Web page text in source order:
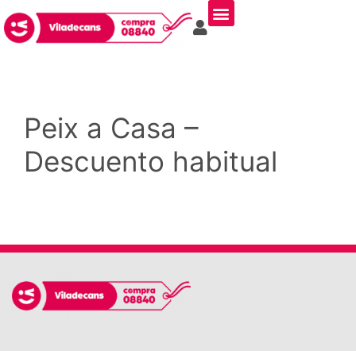
Peix a Casa –
Descuento habitual